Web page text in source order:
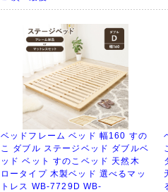
ベッドフレーム ベッド 幅160 すの
こ ダブル ステージベッド ダブルベ
ッド ベット すのこベッド 天然木
ロータイプ 木製ベッド 選べるマッ
トレス WB-7729D WB-